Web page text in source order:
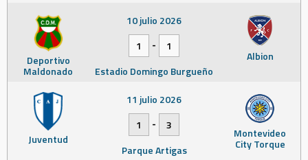
Deportivo
Maldonado
Albion
10 julio 2026
1
-
1
Estadio Domingo Burgueño
Juventud Montevideo
City Torque
11 julio 2026
1
-
3
Parque Artigas